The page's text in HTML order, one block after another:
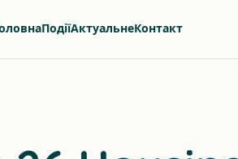
ПодіїАктуальнеКонтакт